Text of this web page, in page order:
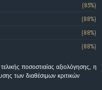
(85%)
(88%)
(88%)
(88%)
ποσοστιαίας αξιολόγησης, η
των διαθέσιμων κριτικών